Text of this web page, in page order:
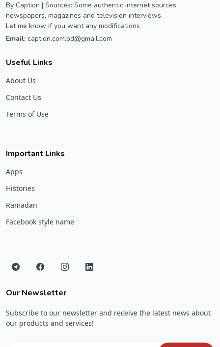
By Caption | Sources: Some authentic internet sources,
newspapers, magazines and television interviews.
Let me know if you want any modifications
Email: caption.com.bd@gmail.com
Useful Links
About Us
Contact Us
Terms of Use
Important Links
Apps
Histories
Ramadan
Facebook style name
Our Newsletter
Subscribe to our newsletter and receive the latest news about
our products and services!